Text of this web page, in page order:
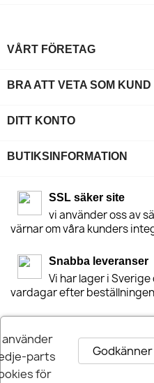
VÅRT FÖRETAG
BRA ATT VETA SOM KUND
DITT KONTO
BUTIKSINFORMATION
SSL säker site
vi använder oss av
värnar om våra kunders
Snabba leveranser
Vi har lager i
vardagar efter beställningen
Är du inte nöjd får
dagar.
använder
parts
för